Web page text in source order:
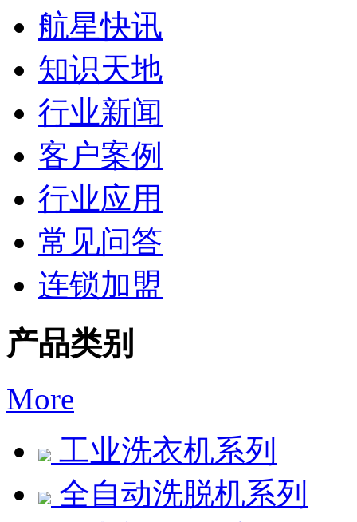
航星快讯
知识天地
行业新闻
客户案例
行业应用
常见问答
连锁加盟
产品类别
More
工业洗衣机系列
全自动洗脱机系列